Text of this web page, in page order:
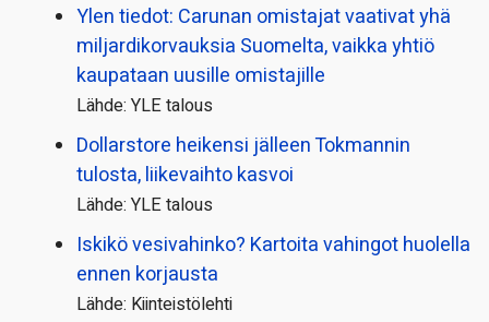
Ylen tiedot: Carunan omistajat vaativat yhä
miljardi­korvauksia Suomelta, vaikka yhtiö
kaupataan uusille omistajille
Lähde: YLE talous
Dollarstore heikensi jälleen Tokmannin
tulosta, liikevaihto kasvoi
Lähde: YLE talous
Iskikö vesivahinko? Kartoita vahingot huolella
ennen korjausta
Lähde: Kiinteistölehti